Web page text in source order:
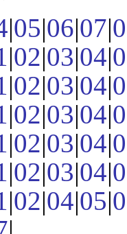
|05|06|07|
|02|03|04|
|02|03|04|
|02|03|04|
|02|03|04|
|02|03|04|
|02|04|05|